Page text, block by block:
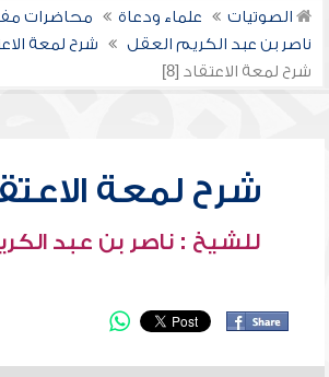
الصوتيات علماء ودعاة
محاضرات
ناصر بن عبد الكريم العقل
شرح لمعة
شرح لمعة الاعتقاد [8]
شرح لمعة
للشيخ : ناصر بن عبد